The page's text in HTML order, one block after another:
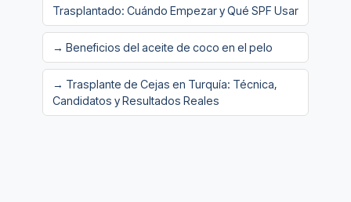
Trasplantado: Cuándo Empezar y Qué SPF Usar
→ Beneficios del aceite de coco en el pelo
→ Trasplante de Cejas en Turquía: Técnica,
Candidatos y Resultados Reales